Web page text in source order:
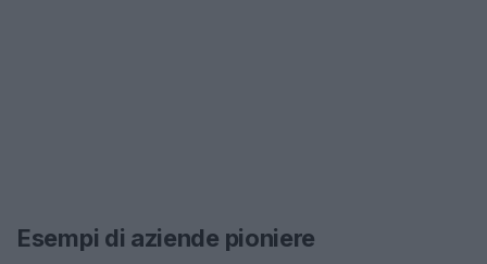
Esempi di aziende pioniere